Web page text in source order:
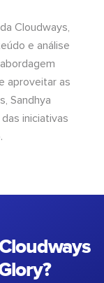
Cloudways,
e análise
aproveitar as
Sandhya
iniciativas